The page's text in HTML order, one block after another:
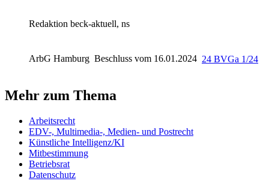
Redaktion beck-aktuell, ns
ArbG Hamburg Beschluss vom 16.01.2024 24 BVGa 1/24
Mehr zum Thema
Arbeitsrecht
EDV-, Multimedia-, Medien- und Postrecht
Künstliche Intelligenz/KI
Mitbestimmung
Betriebsrat
Datenschutz